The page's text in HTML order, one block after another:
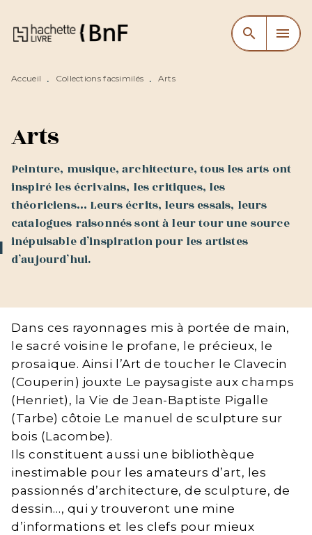
MENU RECHERCHE
CONTENU
search menu
Accueil • Collections facsimilés • Arts
Arts
Peinture, musique, architecture, tous les arts ont
inspiré les écrivains, les critiques, les
théoriciens… Leurs écrits, leurs essais, leurs
catalogues raisonnés sont à leur tour une source
inépuisable d’inspiration pour les artistes
d’aujourd’hui.
Dans ces rayonnages mis à portée de main,
le sacré voisine le profane, le précieux, le
prosaïque. Ainsi l’Art de toucher le Clavecin
(Couperin) jouxte Le paysagiste aux champs
(Henriet), la Vie de Jean-Baptiste Pigalle
(Tarbe) côtoie Le manuel de sculpture sur
bois (Lacombe).
Ils constituent aussi une bibliothèque
inestimable pour les amateurs d’art, les
passionnés d’architecture, de sculpture, de
dessin…, qui y trouveront une mine
d’informations et les clefs pour mieux